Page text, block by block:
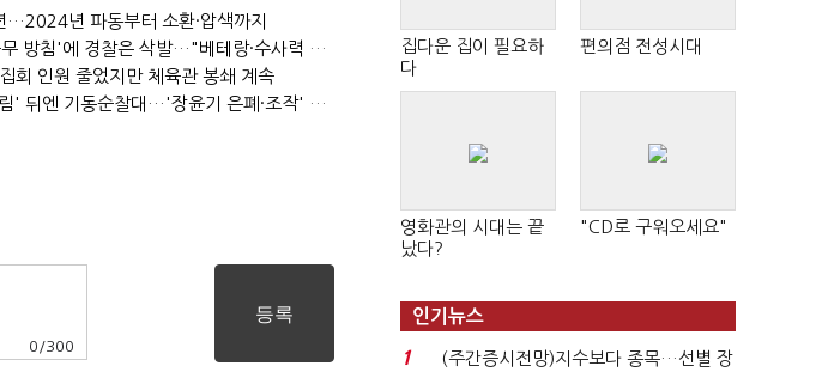
…2024년 파동부터 소환·압색까지
(폴리스라인)'순환근무 방침'에 경찰은 삭발…"베테랑·수사력 보강 먼저"
회 인원 줄었지만 체육관 봉쇄 계속
'신림동·서현역 칼부림' 뒤엔 기동순찰대…'장윤기 은폐·조작' 후엔 내부비리수사대
0 /300
집다운 집이 필요하
다
편의점 전성시대
영화관의 시대는 끝
났다?
"CD로 구워오세요"
인기뉴스
1
(주간증시전망)지수보다 종목…선별 장